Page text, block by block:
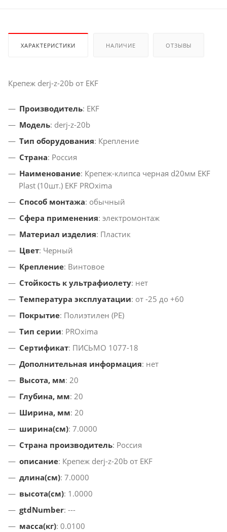
ХАРАКТЕРИСТИКИ НАЛИЧИЕ ОТЗЫВЫ
Крепеж derj-z-20b от EKF
Производитель: EKF
Модель: derj-z-20b
Тип оборудования: Крепление
Страна: Россия
Наименование: Крепеж-клипса черная d20мм EKF
Plast (10шт.) EKF PROxima
Способ монтажа: обычный
Сфера применения: электромонтаж
Материал изделия: Пластик
Цвет: Черный
Крепление: Винтовое
Стойкость к ультрафиолету: нет
Температура эксплуатации: от -25 до +60
Покрытие: Полиэтилен (PE)
Тип серии: PROxima
Сертификат: ПИСЬМО 1077-18
Дополнительная информация: нет
Высота, мм: 20
Глубина, мм: 20
Ширина, мм: 20
ширина(см): 7.0000
Страна производитель: Россия
описание: Крепеж derj-z-20b от EKF
длина(см): 7.0000
высота(см): 1.0000
gtdNumber: ---
масса(кг): 0.0100